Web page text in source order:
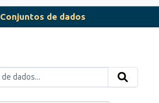
Conjuntos de dados